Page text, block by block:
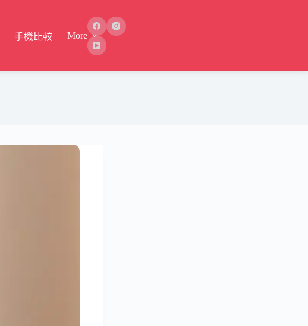
手機比較 More